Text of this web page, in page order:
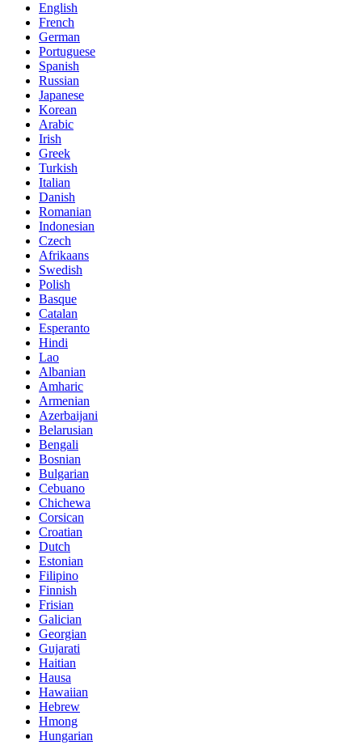
English
French
German
Portuguese
Spanish
Russian
Japanese
Korean
Arabic
Irish
Greek
Turkish
Italian
Danish
Romanian
Indonesian
Czech
Afrikaans
Swedish
Polish
Basque
Catalan
Esperanto
Hindi
Lao
Albanian
Amharic
Armenian
Azerbaijani
Belarusian
Bengali
Bosnian
Bulgarian
Cebuano
Chichewa
Corsican
Croatian
Dutch
Estonian
Filipino
Finnish
Frisian
Galician
Georgian
Gujarati
Haitian
Hausa
Hawaiian
Hebrew
Hmong
Hungarian